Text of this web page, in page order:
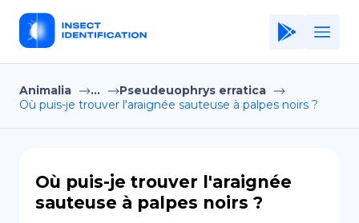
Home
Application
Terms of Use
Privacy Policy
Animalia ...
Pseudeuophrys erratica
Où puis-je trouver l'araignée sauteuse à palpes noirs ?
Où puis-je trouver l'araignée
sauteuse à palpes noirs ?